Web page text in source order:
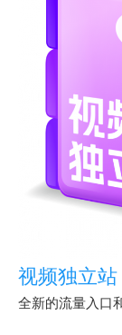
视频独立站
全新的流量入口